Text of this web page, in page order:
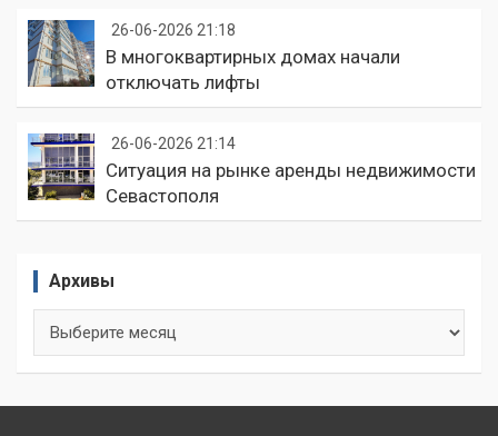
26-06-2026 21:18
В многоквартирных домах начали
отключать лифты
26-06-2026 21:14
Ситуация на рынке аренды недвижимости
Севастополя
Архивы